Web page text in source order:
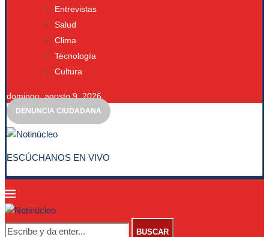
Entrevistas
Salud
Clima
Tecnología
Cultura
domingo, agosto 9, 2026
DENUNCIA CIUDADANA
ESCÚCHANOS EN VIVO
BUSCAR